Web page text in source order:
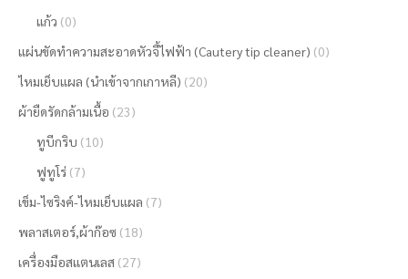
แก้ว (0)
แผ่นขัดทำความสะอาดหัวจี้ไฟฟ้า (Cautery tip cleaner) (0)
ไหมเย็บแผล (นำเข้าจากเกาหลี) (20)
ผ้ายืดรัดกล้ามเนื้อ (23)
ทูบีกริบ (10)
ฟูทูโร่ (7)
เข็ม-ไซริงค์-ไหมเย็บแผล (7)
พลาสเตอร์,ผ้าก๊อซ (18)
เครื่องมือสแตนเลส (27)